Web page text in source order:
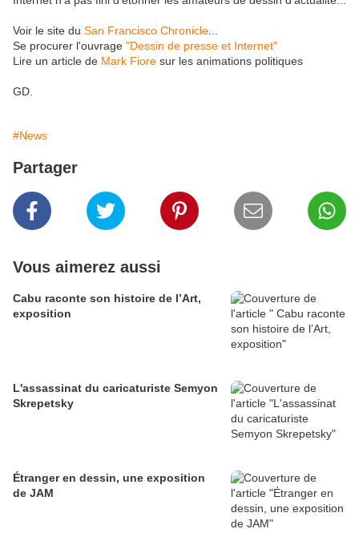
Voir le site du San Francisco Chronicle
Se procurer l'ouvrage "Dessin de presse et Internet"
Lire un article de Mark Fiore sur les animations politiques
GD.
#News
Partager
Vous aimerez aussi
Cabu raconte son histoire de l’Art,
exposition
L'assassinat du caricaturiste Semyon
Skrepetsky
Étranger en dessin, une exposition
de JAM